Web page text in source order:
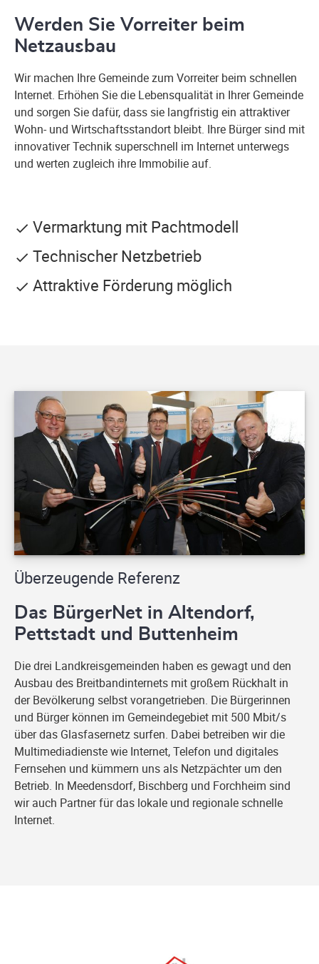
Werden Sie Vorreiter beim
Netzausbau
Wir machen Ihre Gemeinde zum Vorreiter beim schnellen
Internet. Erhöhen Sie die Lebensqualität in Ihrer Gemeinde
und sorgen Sie dafür, dass sie langfristig ein attraktiver
Wohn- und Wirtschaftsstandort bleibt. Ihre Bürger sind mit
innovativer Technik superschnell im Internet unterwegs
und werten zugleich ihre Immobilie auf.
Vermarktung mit Pachtmodell
Technischer Netzbetrieb
Attraktive Förderung möglich
Überzeugende Referenz
Das BürgerNet in Altendorf,
Pettstadt und Buttenheim
Die drei Landkreisgemeinden haben es gewagt und den
Ausbau des Breitbandinternets mit großem Rückhalt in
der Bevölkerung selbst vorangetrieben. Die Bürgerinnen
und Bürger können im Gemeindegebiet mit 500 Mbit/s
über das Glasfasernetz surfen. Dabei betreiben wir die
Multimediadienste wie Internet, Telefon und digitales
Fernsehen und kümmern uns als Netzpächter um den
Betrieb. In Meedensdorf, Bischberg und Forchheim sind
wir auch Partner für das lokale und regionale schnelle
Internet.